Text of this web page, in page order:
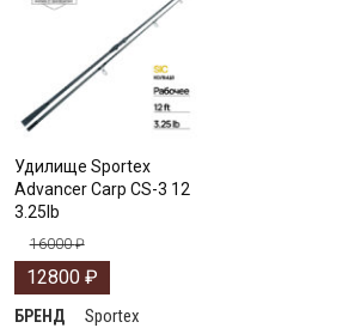
Удилище Sportex
Advancer Carp CS-3 12
3.25lb
16000₽
12800 ₽
БРЕНД
Sportex